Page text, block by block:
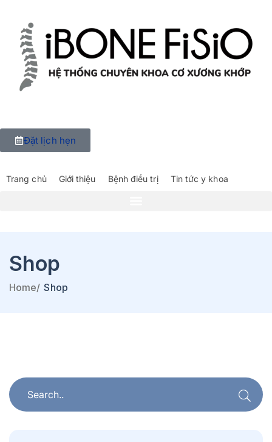
Đặt lịch hẹn
Trang chủ Giới thiệu Bệnh điều trị Tin tức y khoa
Shop
Home/ Shop